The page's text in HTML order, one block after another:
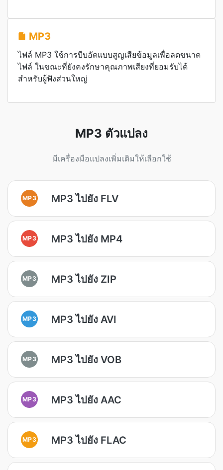
MP3
ไฟล์ MP3 ใช้การบีบอัดแบบสูญเสียข้อมูลเพื่อลดขนาด
ไฟล์ ในขณะที่ยังคงรักษาคุณภาพเสียงที่ยอมรับได้
สำหรับผู้ฟังส่วนใหญ่
MP3 ตัวแปลง
มีเครื่องมือแปลงเพิ่มเติมให้เลือกใช้
MP3 MP3 ไปยัง FLV
MP3 MP3 ไปยัง MP4
MP3 MP3 ไปยัง ZIP
MP3 MP3 ไปยัง AVI
MP3 MP3 ไปยัง VOB
MP3 MP3 ไปยัง AAC
MP3 MP3 ไปยัง FLAC